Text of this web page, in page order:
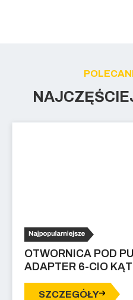
OTWORNICA POD
ADAPTER 6-CIO KĄT
SZCZEGÓŁY